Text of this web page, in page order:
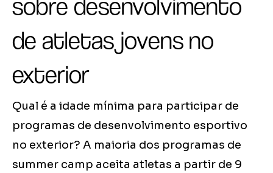
sobre desenvolvimento
de atletas jovens no
exterior
Qual é a idade mínima para participar de
programas de desenvolvimento esportivo
no exterior? A maioria dos programas de
summer camp aceita atletas a partir de 9